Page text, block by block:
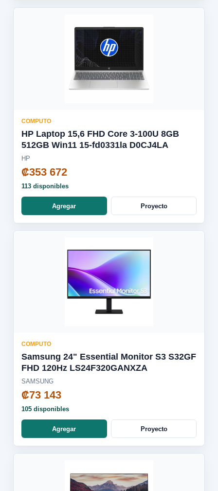
COMPUTO
HP Laptop 15,6 FHD Core 3-100U 8GB
512GB Win11 15-fd0331la D0CJ4LA
HP
₡353 672
113 disponibles
Agregar Proyecto
COMPUTO
Samsung 24" Essential Monitor S3 S32GF
FHD 120Hz LS24F320GANXZA
SAMSUNG
₡73 143
105 disponibles
Agregar Proyecto